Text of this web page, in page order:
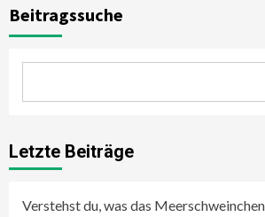
Beitragssuche
Letzte Beiträge
Verstehst du, was das